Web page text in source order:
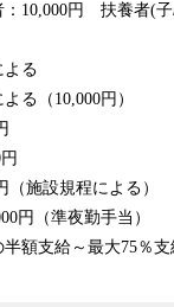
10,000円 扶養者(子
よる
る（10,000円）
（施設規程による）
円（準夜勤手当）
額支給～最大75％支